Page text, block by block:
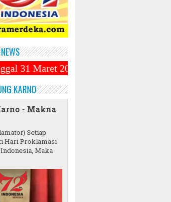
~||~ Muhammadiyah Luncurkan
KARNO
- Makna
Setiap
Hari Proklamasi
Maka